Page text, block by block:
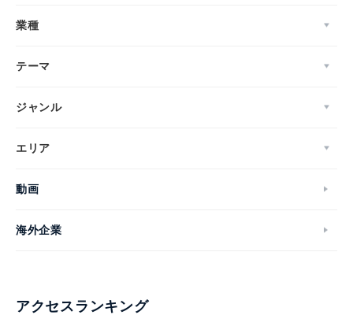
業種
テーマ
ジャンル
エリア
動画
海外企業
アクセスランキング